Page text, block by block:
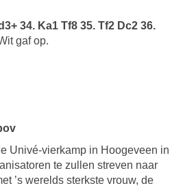
34. Ka1 Tf8 35. Tf2 Dc2 36.
gaf op.
Univé-vierkamp in Hoogeveen in
te zullen streven naar
’s werelds sterkste vrouw, de